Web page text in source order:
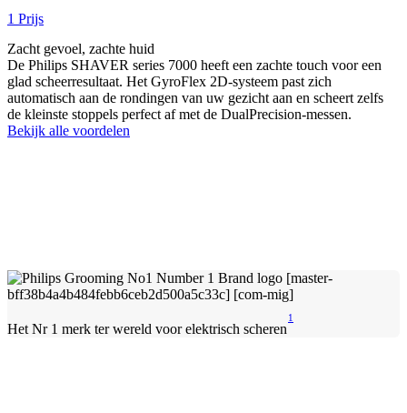
1 Prijs
Zacht gevoel, zachte huid
De Philips SHAVER series 7000 heeft een zachte touch voor een
glad scheerresultaat. Het GyroFlex 2D-systeem past zich
automatisch aan de rondingen van uw gezicht aan en scheert zelfs
de kleinste stoppels perfect af met de DualPrecision-messen.
Bekijk alle voordelen
Het Nr 1 merk ter wereld voor elektrisch scheren
1